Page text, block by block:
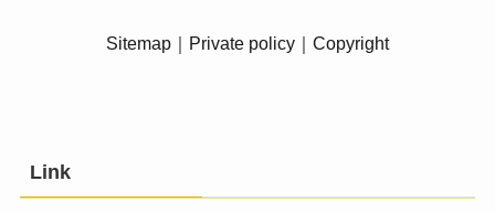
Sitemap Private policy Copyright
Link